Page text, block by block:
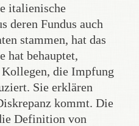
italienische
deren Fundus auch
stammen, hat das
hat behauptet,
die Impfung
Sie erklären
kommt. Die
Definition von